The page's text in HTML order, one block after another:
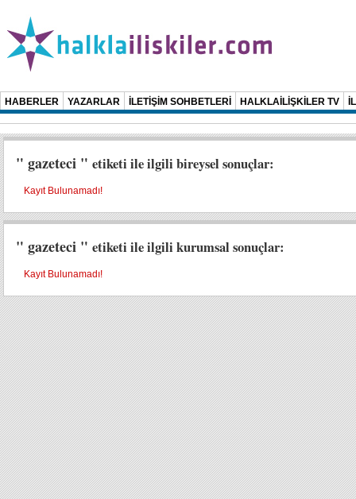
HABERLER YAZARLAR İLETİŞİM SOHBETLERİ HALKLAİLİŞKİLER TV
" gazeteci " etiketi ile ilgili bireysel sonuçlar:
Kayıt Bulunamadı!
" gazeteci " etiketi ile ilgili kurumsal sonuçlar:
Kayıt Bulunamadı!